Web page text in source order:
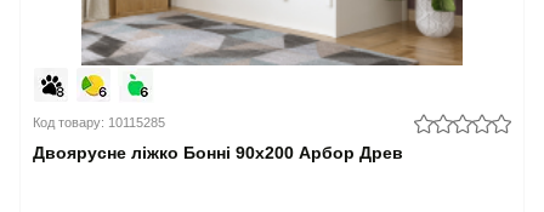
Код товару: 10115285
Двоярусне ліжко Бонні 90x200 Арбор Древ